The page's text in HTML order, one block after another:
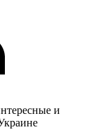
и